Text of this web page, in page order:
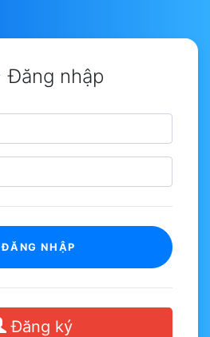
Đăng nhập
ĐĂNG NHẬP
Đăng ký